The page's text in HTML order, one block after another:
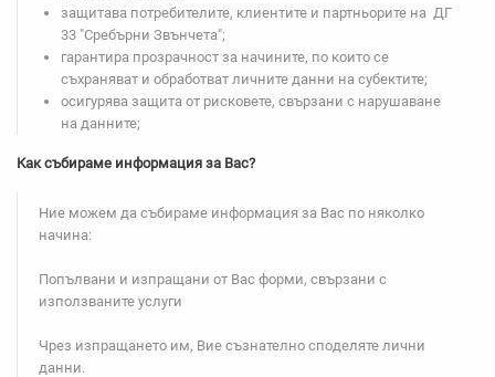
защитава потребителите, клиентите и партньорите на ДГ
33 "Сребърни Звънчета";
гарантира прозрачност за начините, по които се
съхраняват и обработват личните данни на субектите;
осигурява защита от рисковете, свързани с нарушаване
на данните;
Как събираме информация за Вас?
Ние можем да събираме информация за Вас по няколко
начина:
Попълвани и изпращани от Вас форми, свързани с
използваните услуги
Чрез изпращането им, Вие съзнателно споделяте лични
данни.